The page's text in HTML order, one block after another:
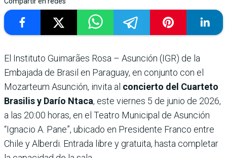
El Instituto Guimarães Rosa – Asunción (IGR) de la
Embajada de Brasil en Paraguay, en conjunto con el
Mozarteum Asunción, invita al concierto del Cuarteto
Brasilis y Darío Ntaca, este viernes 5 de junio de 2026,
a las 20:00 horas, en el Teatro Municipal de Asunción
“Ignacio A. Pane”, ubicado en Presidente Franco entre
Chile y Alberdi. Entrada libre y gratuita, hasta completar